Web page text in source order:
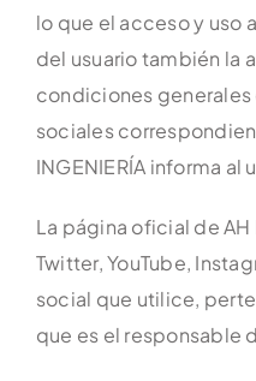
lo que el acceso y uso
del usuario también la
condiciones generales
sociales
INGENIERÍA informa al
La página oficial de AH
Twitter, YouTube,
social que utilice,
que es el responsable